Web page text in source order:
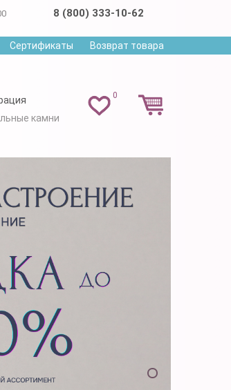
8 (800) 333-10-62
Сертификаты Возврат товара
0
камни